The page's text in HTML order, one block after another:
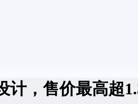
计，售价最高超